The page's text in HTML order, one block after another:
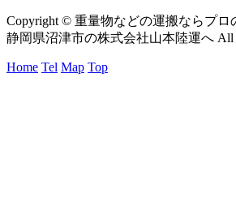
Copyright © 重量物などの運搬ならプロ
静岡県沼津市の株式会社山本陸運へ All
Home Tel Map Top